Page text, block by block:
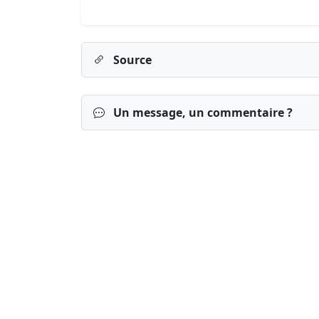
Source
Un message, un commentaire ?